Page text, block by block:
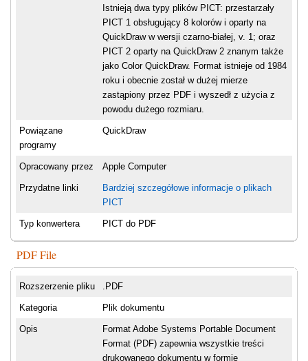
Istnieją dwa typy plików PICT: przestarzały
PICT 1 obsługujący 8 kolorów i oparty na
QuickDraw w wersji czarno-białej, v. 1; oraz
PICT 2 oparty na QuickDraw 2 znanym także
jako Color QuickDraw. Format istnieje od 1984
roku i obecnie został w dużej mierze
zastąpiony przez PDF i wyszedł z użycia z
powodu dużego rozmiaru.
Powiązane
programy
QuickDraw
Opracowany przez Apple Computer
Przydatne linki
Bardziej szczegółowe informacje o plikach
PICT
Typ konwertera PICT do PDF
PDF File
Rozszerzenie pliku .PDF
Kategoria Plik dokumentu
Opis
Format Adobe Systems Portable Document
Format (PDF) zapewnia wszystkie treści
drukowanego dokumentu w formie